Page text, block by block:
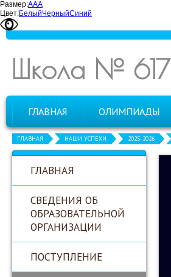
Размер:ААА
Цвет:БелыйЧерныйСиний
Школа № 617
ГЛАВНАЯ ОЛИМПИАДЫ
ГЛАВНАЯ НАШИ УСПЕХИ 2025-2026
ГЛАВНАЯ
СВЕДЕНИЯ ОБ
ОБРАЗОВАТЕЛЬНОЙ
ОРГАНИЗАЦИИ
ПОСТУПЛЕНИЕ